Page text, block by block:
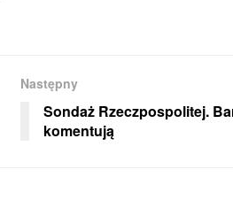
Następny
Sondaż Rzeczpospolitej.
komentują